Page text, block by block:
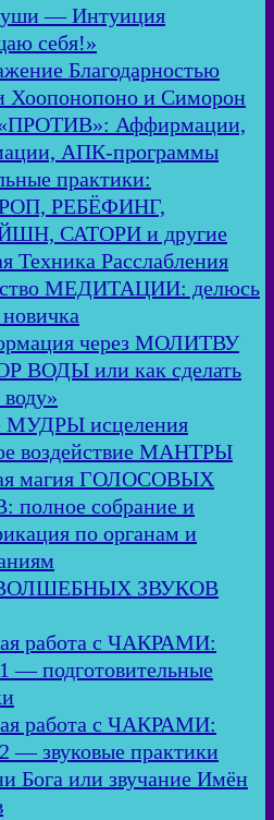
— Интуиция
себя!»
Благодарностью
Хоопонопоно и Симорон
Аффирмации,
АПК-программы
практики:
РЕБЁФИНГ,
САТОРИ и другие
Техника Расслабления
МЕДИТАЦИИ: делюсь
через МОЛИТВУ
ВОДЫ или как сделать
МУДРЫ исцеления
воздействие МАНТРЫ
магия ГОЛОСОВЫХ
полное собрание и
по органам и
ЗВУКОВ
работа с ЧАКРАМИ:
— подготовительные
работа с ЧАКРАМИ:
— звуковые практики
Бога или звучание Имён